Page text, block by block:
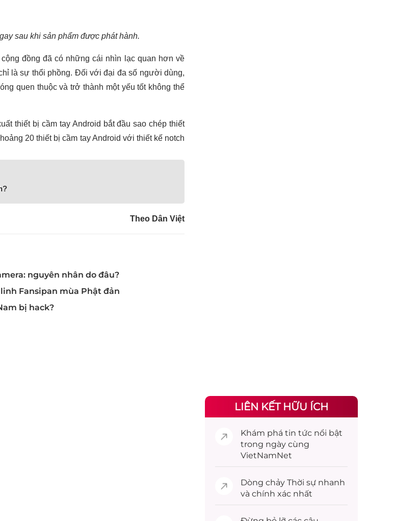
sau khi sản phẩm được phát hành.
đồng đã có những cái nhìn lạc quan hơn về
là sự thổi phồng. Đối với đại đa số người dùng,
quen thuộc và trở thành một yếu tốt không thể
thiết bị cầm tay Android bắt đầu sao chép thiết
20 thiết bị cầm tay Android với thiết kế notch
Theo Dân Việt
nguyên nhân do đâu?
Fansipan mùa Phật đản
bị hack?
LIÊN KẾT HỮU ÍCH
Khám phá tin tức nổi bật
trong ngày cùng
VietNamNet
Dòng chảy Thời sự nhanh
và chính xác nhất